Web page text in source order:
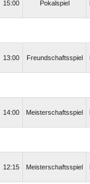
15:00 Pokalspiel
13:00 Freundschaftsspiel
14:00 Meisterschaftsspiel
12:15 Meisterschaftsspiel